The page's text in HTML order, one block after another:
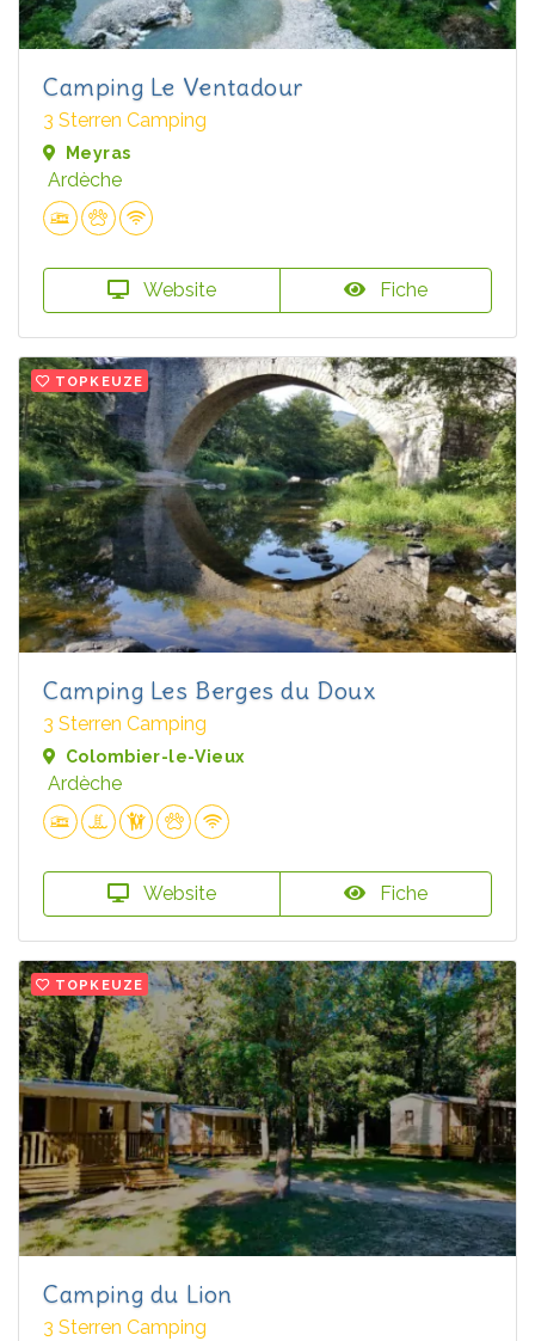
Camping Le Ventadour
3 Sterren Camping
Meyras
Ardèche
Website Fiche
TOPKEUZE
Camping Les Berges du Doux
3 Sterren Camping
Colombier-le-Vieux
Ardèche
Website Fiche
TOPKEUZE
Camping du Lion
3 Sterren Camping